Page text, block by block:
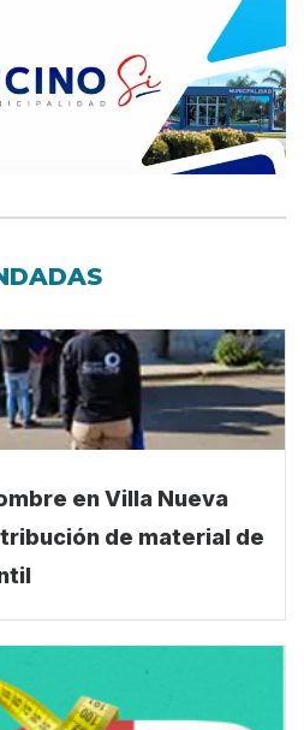
en Villa Nueva
de material de